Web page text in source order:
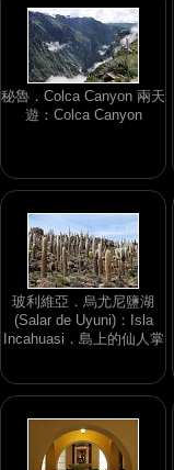
秘魯．Colca Canyon 兩天
遊：Colca Canyon
玻利維亞．烏尤尼鹽湖
(Salar de Uyuni)：Isla
Incahuasi．島上的仙人掌